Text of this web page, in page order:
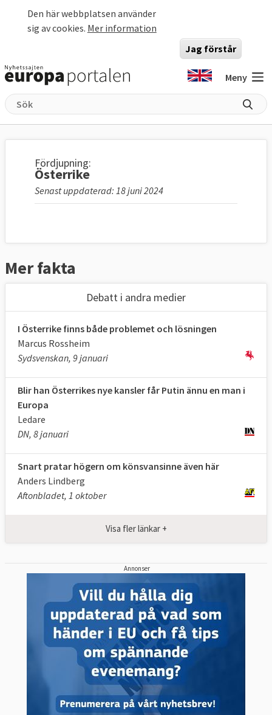
Den här webbplatsen använder
sig av cookies. Mer information
Jag förstår
Meny
Fördjupning:
Österrike
Senast uppdaterad: 18 juni 2024
Mer fakta
Debatt i andra medier
I Österrike finns både problemet och lösningen
Marcus Rossheim
Sydsvenskan, 9 januari
Blir han Österrikes nye kansler får Putin ännu en man i
Europa
Ledare
DN, 8 januari
Snart pratar högern om könsvansinne även här
Anders Lindberg
Aftonbladet, 1 oktober
Visa fler länkar +
Annonser